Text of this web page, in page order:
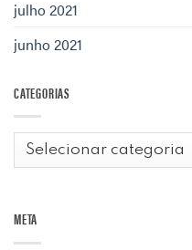
julho 2021
junho 2021
CATEGORIAS
Categorias
META